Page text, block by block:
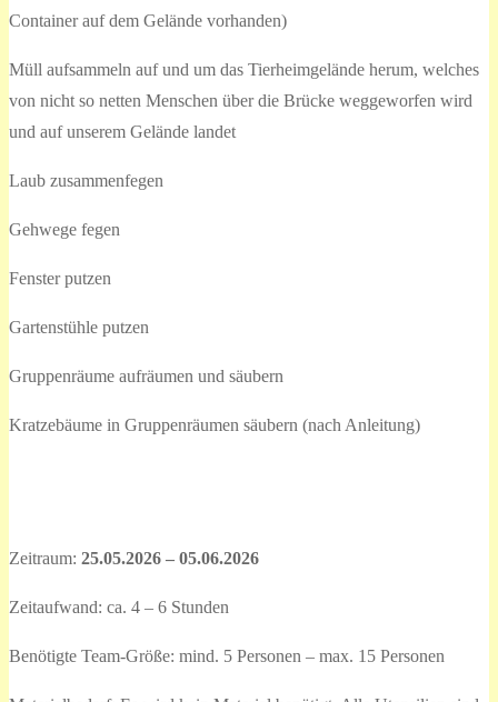
Container auf dem Gelände vorhanden)
Müll aufsammeln auf und um das Tierheimgelände herum, welches
von nicht so netten Menschen über die Brücke weggeworfen wird
und auf unserem Gelände landet
Laub zusammenfegen
Gehwege fegen
Fenster putzen
Gartenstühle putzen
Gruppenräume aufräumen und säubern
Kratzebäume in Gruppenräumen säubern (nach Anleitung)
Zeitraum: 25.05.2026 – 05.06.2026
Zeitaufwand: ca. 4 – 6 Stunden
Benötigte Team-Größe: mind. 5 Personen – max. 15 Personen